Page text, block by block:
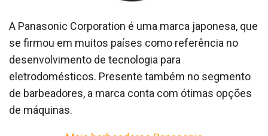
A Panasonic Corporation é uma marca japonesa, que
se firmou em muitos países como referência no
desenvolvimento de tecnologia para
eletrodomésticos. Presente também no segmento
de barbeadores, a marca conta com ótimas opções
de máquinas.